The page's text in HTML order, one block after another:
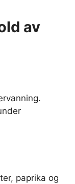
av
paprika og